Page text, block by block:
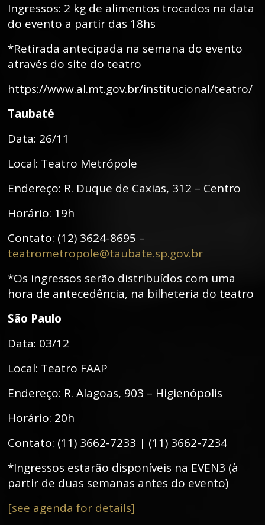
Ingressos: 2 kg de alimentos trocados na data
do evento a partir das 18hs
*Retirada antecipada na semana do evento
através do site do teatro
https://www.al.mt.gov.br/institucional/teatro/
Taubaté
Data: 26/11
Local: Teatro Metrópole
Endereço: R. Duque de Caxias, 312 – Centro
Horário: 19h
Contato: (12) 3624-8695 –
teatrometropole@taubate.sp.gov.br
*Os ingressos serão distribuídos com uma
hora de antecedência, na bilheteria do teatro
São Paulo
Data: 03/12
Local: Teatro FAAP
Endereço: R. Alagoas, 903 – Higienópolis
Horário: 20h
Contato: (11) 3662-7233 | (11) 3662-7234
*Ingressos estarão disponíveis na EVEN3 (à
partir de duas semanas antes do evento)
[see agenda for details]